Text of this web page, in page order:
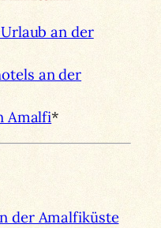
an der
an der
Amalfi*
der Amalfiküste